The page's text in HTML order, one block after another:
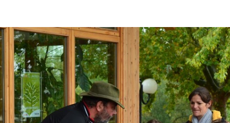
à
S
o
y
e
D
e
n
i
m